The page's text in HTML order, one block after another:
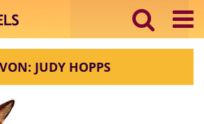
JUDY HOPPS